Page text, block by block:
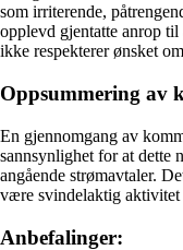
som irriterende,
opplevd gjentatte anrop til
ikke respekterer ønsket
Oppsummering av
En gjennomgang av
sannsynlighet for at dette
angående strømavtaler.
være svindelaktig aktivitet
Anbefalinger: